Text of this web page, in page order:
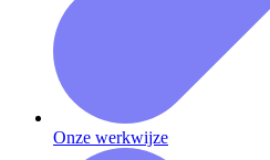
Onze werkwijze